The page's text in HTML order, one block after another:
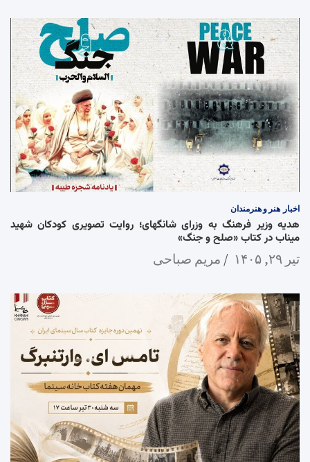
اخبار هنر و هنرمندان
هدیه وزیر فرهنگ به وزرای شانگهای؛ روایت تصویری کودکان شهید
میناب در کتاب «صلح و جنگ»
تیر ۲۹, ۱۴۰۵ مریم صباحی